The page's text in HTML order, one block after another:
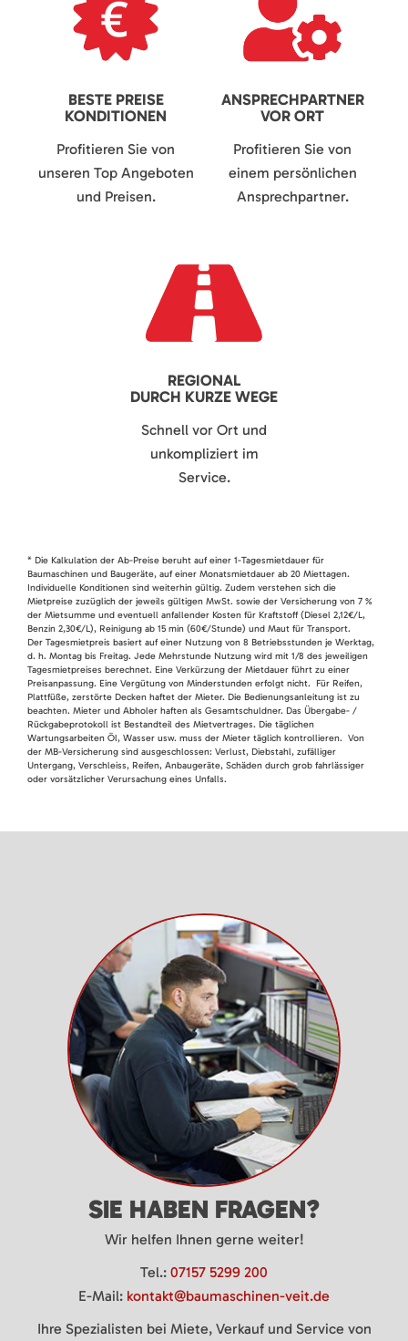
BESTE PREISE
KONDITIONEN
Profitieren Sie von
unseren Top Angeboten
und Preisen.
ANSPRECHPARTNER
VOR ORT
Profitieren Sie von
einem persönlichen
Ansprechpartner.
REGIONAL
DURCH KURZE WEGE
Schnell vor Ort und
unkompliziert im
Service.
* Die Kalkulation der Ab-Preise beruht auf einer 1-Tagesmietdauer für
Baumaschinen und Baugeräte, auf einer Monatsmietdauer ab 20 Miettagen.
Individuelle Konditionen sind weiterhin gültig. Zudem verstehen sich die
Mietpreise zuzüglich der jeweils gültigen MwSt. sowie der Versicherung von 7 %
der Mietsumme und eventuell anfallender Kosten für Kraftstoff (Diesel 2,12€/L,
Benzin 2,30€/L), Reinigung ab 15 min (60€/Stunde) und Maut für Transport.
Der Tagesmietpreis basiert auf einer Nutzung von 8 Betriebsstunden je Werktag,
d. h. Montag bis Freitag. Jede Mehrstunde Nutzung wird mit 1/8 des jeweiligen
Tagesmietpreises berechnet. Eine Verkürzung der Mietdauer führt zu einer
Preisanpassung. Eine Vergütung von Minderstunden erfolgt nicht. Für Reifen,
Plattfüße, zerstörte Decken haftet der Mieter. Die Bedienungsanleitung ist zu
beachten. Mieter und Abholer haften als Gesamtschuldner. Das Übergabe- /
Rückgabeprotokoll ist Bestandteil des Mietvertrages. Die täglichen
Wartungsarbeiten Öl, Wasser usw. muss der Mieter täglich kontrollieren. Von
der MB-Versicherung sind ausgeschlossen: Verlust, Diebstahl, zufälliger
Untergang, Verschleiss, Reifen, Anbaugeräte, Schäden durch grob fahrlässiger
oder vorsätzlicher Verursachung eines Unfalls.
SIE HABEN FRAGEN?
Wir helfen Ihnen gerne weiter!
Tel.: 07157 5299 200
E-Mail: kontakt@baumaschinen-veit.de
Ihre Spezialisten bei Miete, Verkauf und Service von